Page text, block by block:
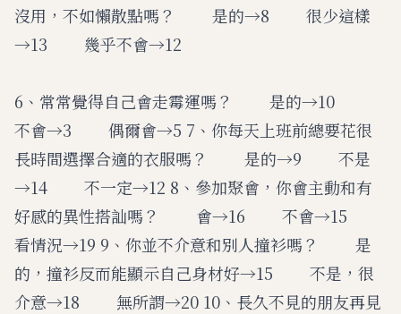
沒用，不如懶散點嗎？ 是的→8 很少這樣
→13 幾乎不會→12
6、常常覺得自己會走霉運嗎？ 是的→10
不會→3 偶爾會→5 7、你每天上班前總要花很
長時間選擇合適的衣服嗎？ 是的→9 不是
→14 不一定→12 8、參加聚會，你會主動和有
好感的異性搭訕嗎？ 會→16 不會→15
看情況→19 9、你並不介意和別人撞衫嗎？ 是
的，撞衫反而能顯示自己身材好→15 不是，很
介意→18 無所謂→20 10、長久不見的朋友再見